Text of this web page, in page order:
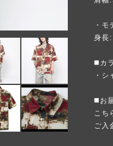
・モ
身長
◼️カ
・シ
◼️お
こち
ご入